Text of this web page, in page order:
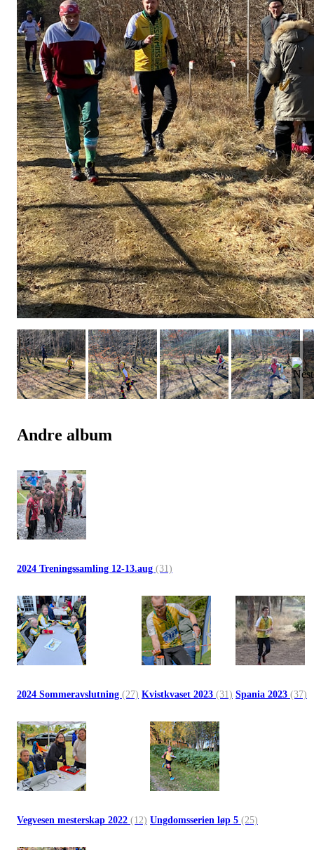
Andre album
2024 Treningssamling 12-13.aug (31)
2024 Sommeravslutning (27) Kvistkvaset 2023 (31) Spania 2023 (37)
Vegvesen mesterskap 2022 (12) Ungdomsserien løp 5 (25)